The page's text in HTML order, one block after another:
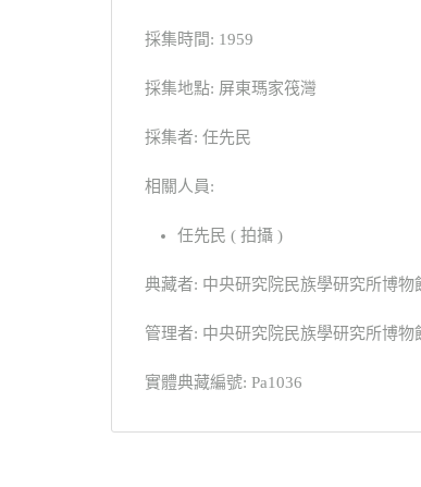
採集時間: 1959
採集地點: 屏東瑪家筏灣
採集者: 任先民
相關人員:
任先民 ( 拍攝 )
典藏者: 中央研究院民族學研究所博物
管理者: 中央研究院民族學研究所博物
實體典藏編號: Pa1036